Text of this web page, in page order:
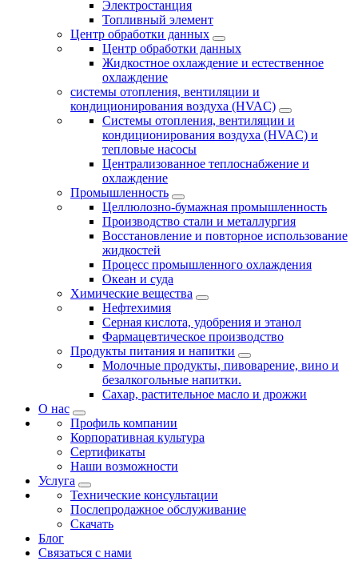
Электростанция
Топливный элемент
Центр обработки данных
Центр обработки данных
Жидкостное охлаждение и естественное
охлаждение
системы отопления, вентиляции и
кондиционирования воздуха (HVAC)
Системы отопления, вентиляции и
кондиционирования воздуха (HVAC) и
тепловые насосы
Централизованное теплоснабжение и
охлаждение
Промышленность
Целлюлозно-бумажная промышленность
Производство стали и металлургия
Восстановление и повторное использование
жидкостей
Процесс промышленного охлаждения
Океан и суда
Химические вещества
Нефтехимия
Серная кислота, удобрения и этанол
Фармацевтическое производство
Продукты питания и напитки
Молочные продукты, пивоварение, вино и
безалкогольные напитки.
Сахар, растительное масло и дрожжи
О нас
Профиль компании
Корпоративная культура
Сертификаты
Наши возможности
Услуга
Технические консультации
Послепродажное обслуживание
Скачать
Блог
Связаться с нами